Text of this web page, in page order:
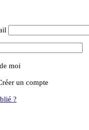
moi
un compte
?